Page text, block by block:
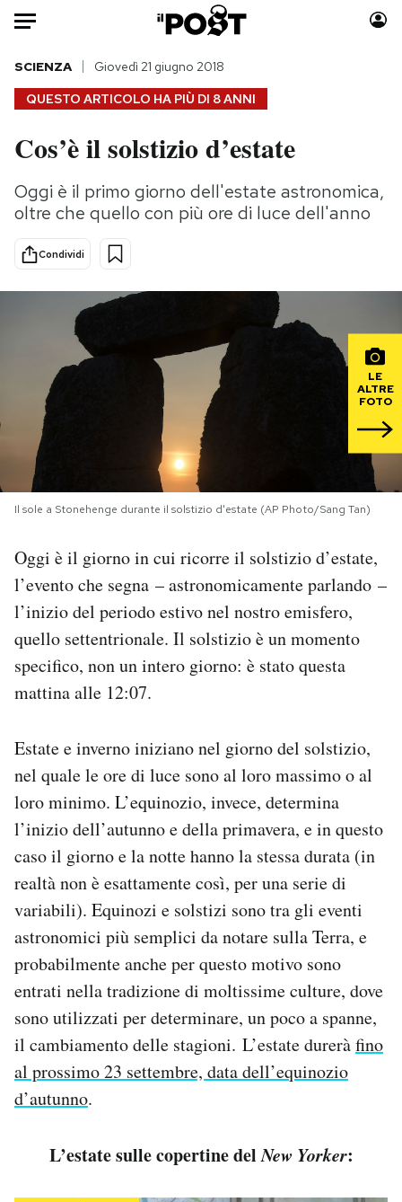
Auto
HOME
Italia
Politica
Tecnologia
Internet
Cultura
Economia
Sport
Moda
Consumismi
Altrecose
Mondiali calcio 2026
PODCAST
NEWSLETTER
I MIEI PREFERITI
SHOP
CALENDARIO
Area Personale
Newsletter
Hai bisogno di aiuto?
Esci
QUESTO ARTICOLO HA PIÙ DI 8 ANNI
SCIENZA Giovedì 21 giugno 2018
Cos’è il solstizio d’estate
Oggi è il primo giorno dell'estate astronomica,
oltre che quello con più ore di luce dell'anno
Condividi
LE
ALTRE
FOTO
Il sole a Stonehenge durante il solstizio d'estate (AP Photo/Sang Tan)
Oggi è il giorno in cui ricorre il solstizio d’estate,
l’evento che segna – astronomicamente parlando –
l’inizio del periodo estivo nel nostro emisfero,
quello settentrionale. Il solstizio è un momento
specifico, non un intero giorno: è stato questa
mattina alle 12:07.
Estate e inverno iniziano nel giorno del solstizio,
nel quale le ore di luce sono al loro massimo o al
loro minimo. L’equinozio, invece, determina
l’inizio dell’autunno e della primavera, e in questo
caso il giorno e la notte hanno la stessa durata (in
realtà non è esattamente così, per una serie di
variabili). Equinozi e solstizi sono tra gli eventi
astronomici più semplici da notare sulla Terra, e
probabilmente anche per questo motivo sono
entrati nella tradizione di moltissime culture, dove
sono utilizzati per determinare, un poco a spanne,
il cambiamento delle stagioni. L’estate dureràfino
al prossimo 23 settembre, data dell’equinozio
d’autunno.
L’estate sulle copertine delNew Yorker: